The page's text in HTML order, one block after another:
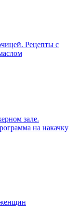
Рецепты с
зале.
на накачку